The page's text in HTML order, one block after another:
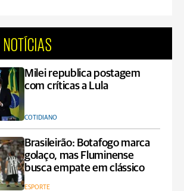
Milei republica postagem
com críticas a Lula
COTIDIANO
Brasileirão: Botafogo marca
golaço, mas Fluminense
busca empate em clássico
ESPORTE